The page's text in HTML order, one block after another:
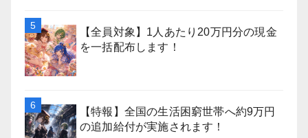
【全員対象】1人あたり20万円分の現金
を一括配布します！
【特報】全国の生活困窮世帯へ約9万円
の追加給付が実施されます！